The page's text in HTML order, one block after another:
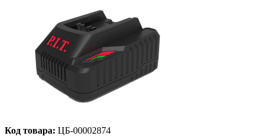
Код товара: ЦБ-00002874